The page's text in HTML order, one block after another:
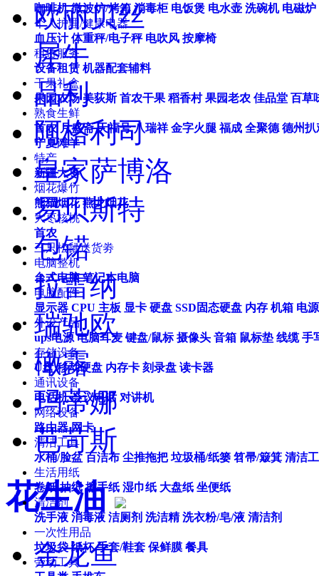
咖啡机 微波炉/烤箱 消毒柜 电饭煲 电水壶 洗碗机 电磁炉
个人护理/健康电器
血压计 体重秤/电子秤 电吹风 按摩椅
租赁服务
设备租赁 机器配套辅料
干果礼盒
果园农场 美荻斯 首农干果 稻香村 果园老农 佳品堂 百草
熟食生鲜
首农 月盛斋 天福号 八瑞祥 金字火腿 福成 全聚德 德州扒
宁夏滩羊
特产
新疆大枣
烟花爆竹
熊猫烟花 燕龙烟花
大枣核桃
首农
三只松鼠送货劵
电脑整机
台式电脑 笔记本电脑
电脑配件
显示器 CPU 主板 显卡 硬盘 SSD固态硬盘 内存 机箱 电源
外设产品
ups电源 电脑耳麦 键盘/鼠标 摄像头 音箱 鼠标垫 线缆 手
存储设备
U盘 移动硬盘 内存卡 刻录盘 读卡器
通讯设备
电话机 会议电话 对讲机
网络设备
路由器 网卡
清洁工具
水桶/脸盆 百洁布 尘推拖把 垃圾桶/纸篓 笤帚/簸箕 清洁
生活用纸
卷纸 抽纸 擦手纸 湿巾纸 大盘纸 坐便纸
清洁剂
洗手液 消毒液 洁厕剂 洗洁精 洗衣粉/皂/液 清洁剂
一次性用品
垃圾袋 纸杯 手套/鞋套 保鲜膜 餐具
劳动工具
欧丽贝丝
犀牛
品利
阿格利司
皇家萨博洛
易贝斯特
包锘
拉雷纳
瑞驰欧
橄露
玛蒂娜
芭苛斯
花生油
金龙鱼